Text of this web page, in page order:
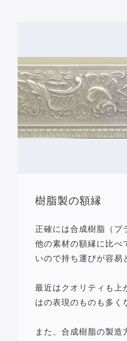
樹脂製の額縁
正確には合成樹脂（プ
他の素材の額縁に比べ
いので持ち運びが容易
最近はクオリティも上
はの表現のものも多く
また、合成樹脂の製造